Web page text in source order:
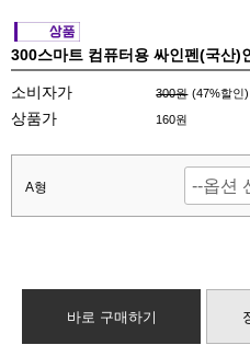
300스마트 컴퓨터용 싸인펜(국산)
소비자가 300원 (47%할인)
상품가 160원
A형
바로 구매하기